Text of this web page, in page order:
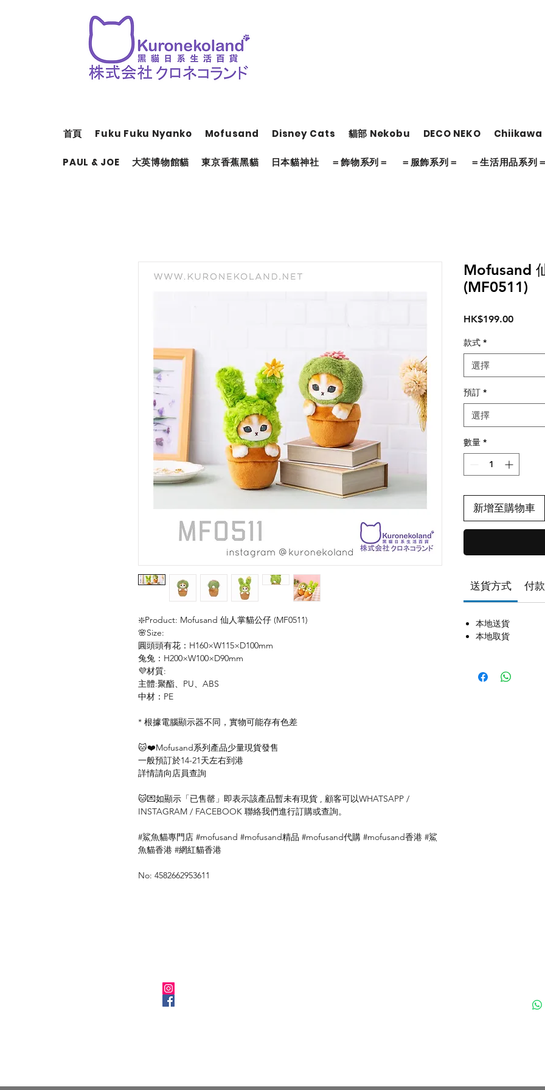
首頁 Fuku Fuku Nyanko Mofusand Disney Cats 貓部 Nekobu DECO NEKO Chiikawa
PAUL & JOE 大英博物館貓 東京香蕉黑貓 日本貓神社 ＝飾物系列＝ ＝服飾系列＝ ＝生活用品系列
❇️Product: Mofusand 仙人掌貓公仔 (MF0511)
🌸Size:
圓頭頭有花：H160×W115×D100mm
兔兔：H200×W100×D90mm
💜材質:
主體:聚酯、PU、ABS
中材：PE
* 根據電腦顯示器不同，實物可能存有色差
🐱❤️Mofusand系列產品少量現貨發售
一般預訂於14-21天左右到港
詳情請向店員查詢
🐱💌如顯示「已售罄」即表示該產品暫未有現貨 , 顧客可以WHATSAPP /
INSTAGRAM / FACEBOOK 聯絡我們進行訂購或查詢。
#鯊魚貓專門店 #mofusand #mofusand精品 #mofusand代購 #mofusand香港 #鯊
魚貓香港 #網紅貓香港
No: 4582662953611
Mofusand
(MF0511)
HK$199.00價
款式 *
選擇
預訂 *
選擇
數量 *
新增至購物車
送貨方式 付
本地送貨
本地取貨